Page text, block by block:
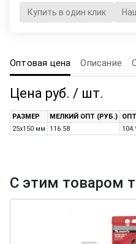
Купить в один клик
Оптовая цена Описание
Цена руб. / шт.
РАЗМЕР МЕЛКИЙ ОПТ (РУБ.)
25х150 мм
116.58
С этим товаром